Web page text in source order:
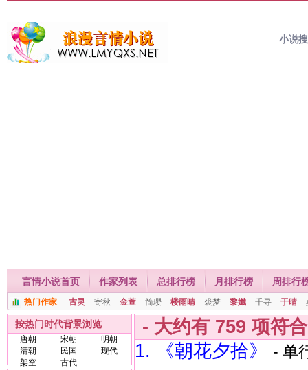
小说
言情小说首页 作家列表 总排行榜 月排行榜 周排行
热门作家 古灵 寄秋 金萱 简璎 楼雨晴 裘梦 黎孅 千寻 于晴
按热门时代背景浏览
唐朝 宋朝
明朝
清朝
民国
现代
架空
古代
- 大约有 759 项符
1. 《朝花夕拾》
- 单